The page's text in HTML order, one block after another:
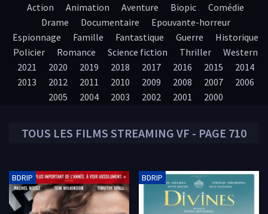
TOUS LES FILMS STREAMING VF - PAGE 710
BDRIP BDRIP
Action Animation Aventure Biopic
Comédie
Drame
Documentaire
Epouvante-horreur
Espionnage
Famille Fantastique Guerre
Historique
Policier
Romance Science fiction Thriller
Western
2021
2020 2019 2018 2017 2016 2015
2014
2013
2012 2011 2010 2009 2008 2007
2006
2005
2004 2003 2002 2001 2000